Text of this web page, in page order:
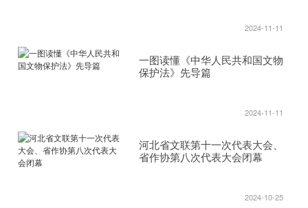
2024-11-11
一图读懂《中华人民共和国文物
保护法》先导篇
2024-11-11
河北省文联第十一次代表大会、
省作协第八次代表大会闭幕
2024-10-25